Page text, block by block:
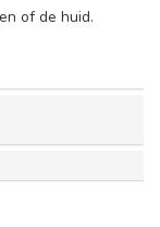
of de huid.